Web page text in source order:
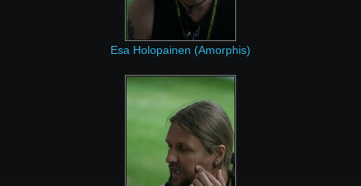
Esa Holopainen (Amorphis)